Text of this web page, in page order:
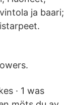
ja baari;
· 1 was